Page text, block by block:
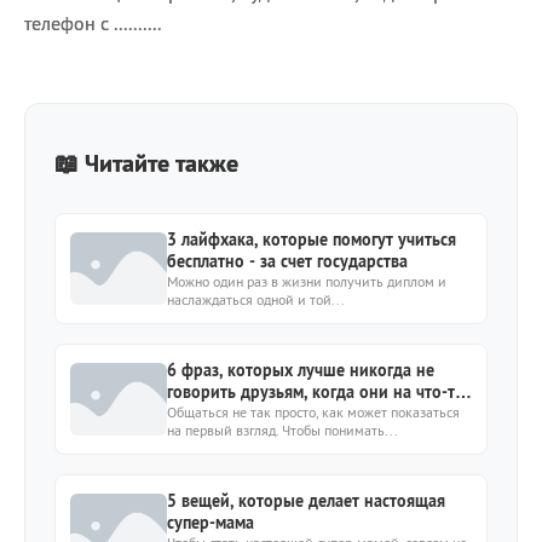
телефон с ..........
📖 Читайте также
3 лайфхака, которые помогут учиться
бесплатно - за счет государства
Можно один раз в жизни получить диплом и
наслаждаться одной и той...
6 фраз, которых лучше никогда не
говорить друзьям, когда они на что-то
жалуются
Общаться не так просто, как может показаться
на первый взгляд. Чтобы понимать...
5 вещей, которые делает настоящая
супер-мама